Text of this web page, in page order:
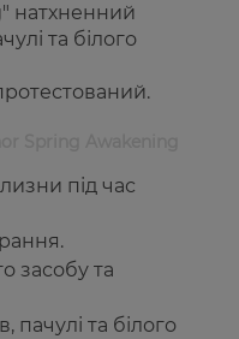
натхненний
та білого
під час
засобу та
пачулі та білого